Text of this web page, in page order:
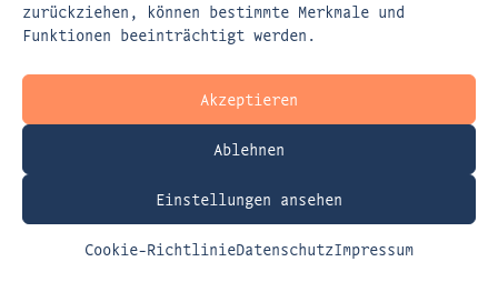
zurückziehen, können bestimmte Merkmale und
Funktionen beeinträchtigt werden.
Akzeptieren
Ablehnen
Einstellungen ansehen
Cookie-RichtlinieDatenschutzImpressum
> AGB
> Impressum
> Haftungsausschluss
> Datenschutz